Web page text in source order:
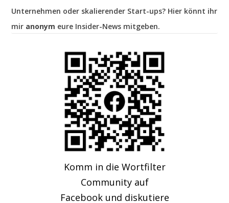
Unternehmen oder skalierender Start-ups? Hier könnt ihr
mir anonym eure Insider-News mitgeben.
Komm in die Wortfilter
Community auf
Facebook und diskutiere